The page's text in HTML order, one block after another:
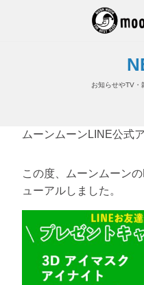
お知らせやTV・
ムーンムーンLINE公式
この度、ムーンムーン
ューアルしました。